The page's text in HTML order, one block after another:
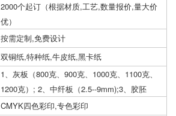
2000个起订（根据材质,工艺,数量报价,量大价
优）
按需定制,免费设计
双铜纸,特种纸,牛皮纸,黑卡纸
1、灰板（800克、900克、1000克、1100克、
1200克）; 2、中纤板（2.5--9mm);3、胶胚
CMYK四色彩印,专色彩印